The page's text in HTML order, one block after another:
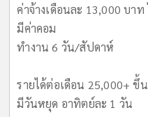
ค่าจ้างเดือนละ 13,000 บา
มีค่าคอม
ทำงาน 6 วัน/สัปดาห์
รายได้ต่อเดือน 25,000+ ขึ้
มีวันหยุด อาทิตย์ละ 1 วัน